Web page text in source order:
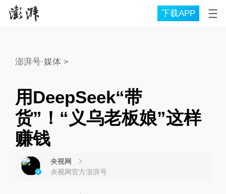
下载APP
澎湃号·媒体 >
用DeepSeek“带
货”！“义乌老板娘”这样
赚钱
央视网
央视网官方澎湃号